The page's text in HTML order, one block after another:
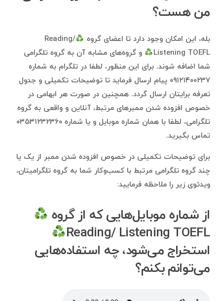
من هست؟
بله، این امکان وجود دارد تا اعضای گروه
Reading/
Listening TOEFL
و گروه‌های مشابه آن به گروه تلگرامی
شما اضافه شوند. برای این منظور، لطفا در تلگرام به شماره
۰۹۱۲۱۴۰۰۲۳۷ پیام ارسال فرماید تا توضیحات تکمیلی و جدول
تعرفه برایتان ارسال گردد. همچنین در صورت هر ابهامی در
خصوص افزوده شدن ممبرهای مرتبط، آنلاین و واقعی به گروه
تلگرامی، لطفا با همان شماره موبایل و یا شماره ۰۳۵۳۱۲۳۲۳۶۰
تماس بگیرید.
برای توضیحات تکمیلی در خصوص افزوده شدن ممبر از یک یا
چند گروه تلگرامی مرتبط با کسب‌وکار شما به گروه تلگرامیتان،
ویدئوی زیر را ملاحظه فرمایید:
از شماره موبایل‌هایی که از گروه
Reading/ Listening TOEFL
استخراج می‌شود، چه استفاده‌هایی
می‌توانم بکنم؟